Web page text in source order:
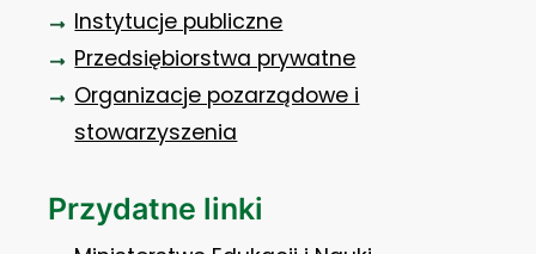
Instytucje publiczne
Przedsiębiorstwa prywatne
Organizacje pozarządowe i
stowarzyszenia
Przydatne linki